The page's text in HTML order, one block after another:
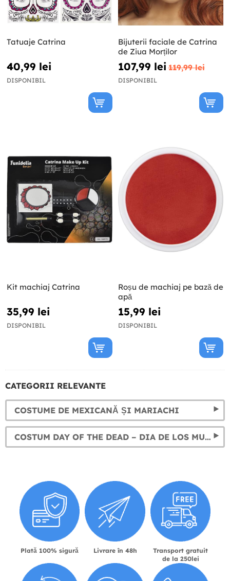
Tatuaje Catrina
40,99 lei
DISPONIBIL
Bijuterii faciale de Catrina
de Ziua Morților
107,99 lei 119,99 lei
DISPONIBIL
Kit machiaj Catrina
35,99 lei
DISPONIBIL
Roșu de machiaj pe bază de
apă
15,99 lei
DISPONIBIL
CATEGORII RELEVANTE
COSTUME DE MEXICANĂ ȘI MARIACHI
COSTUM DAY OF THE DEAD – DIA DE LOS MUERTOS. ACCESORII LA CATRINA
Plată 100% sigură Livrare în 48h
Transport gratuit
de la 250lei